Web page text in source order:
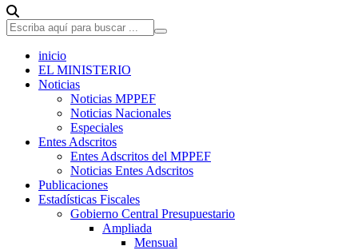
inicio
EL MINISTERIO
Noticias
Noticias MPPEF
Noticias Nacionales
Especiales
Entes Adscritos
Entes Adscritos del MPPEF
Noticias Entes Adscritos
Publicaciones
Estadísticas Fiscales
Gobierno Central Presupuestario
Ampliada
Mensual